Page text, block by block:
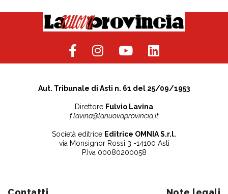
Aut. Tribunale di Asti n. 61 del 25/09/1953
Direttore Fulvio Lavina
f.lavina@lanuovaprovincia.it
Società editrice Editrice OMNIA S.r.l.
via Monsignor Rossi 3 -14100 Asti
P.Iva 00080200058